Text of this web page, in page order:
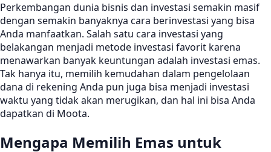
Perkembangan dunia bisnis dan investasi semakin masif
dengan semakin banyaknya cara berinvestasi yang bisa
Anda manfaatkan. Salah satu cara investasi yang
belakangan menjadi metode investasi favorit karena
menawarkan banyak keuntungan adalah investasi emas.
Tak hanya itu, memilih kemudahan dalam pengelolaan
dana di rekening Anda pun juga bisa menjadi investasi
waktu yang tidak akan merugikan, dan hal ini bisa Anda
dapatkan di Moota.
Mengapa Memilih Emas untuk